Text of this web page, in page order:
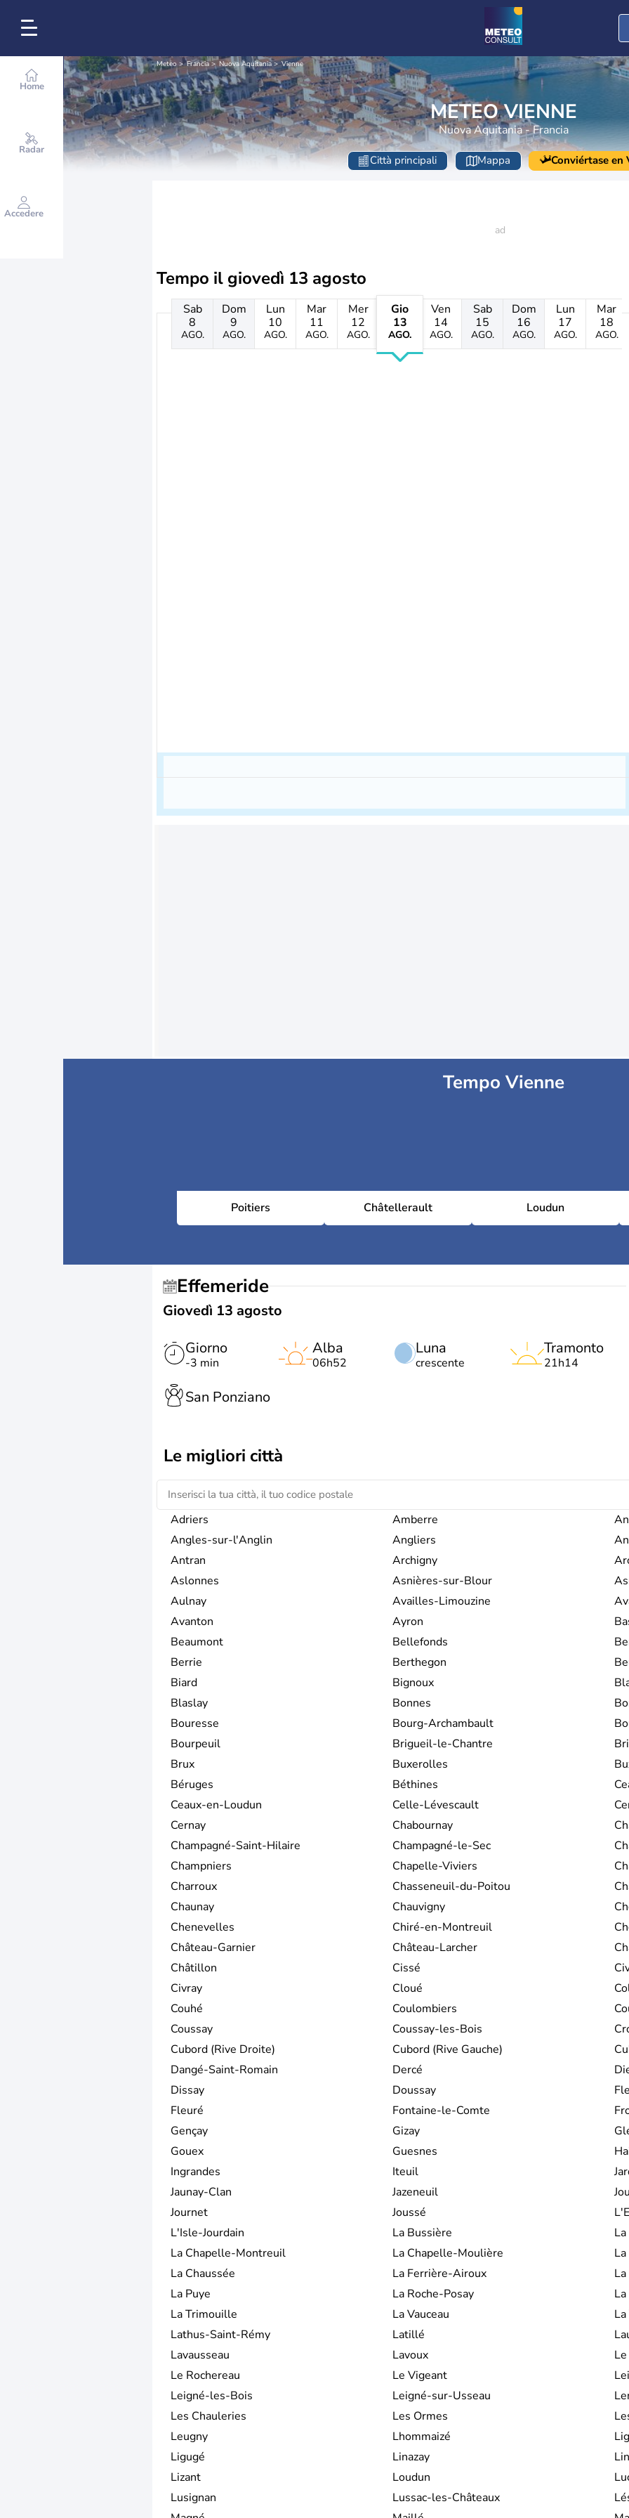
Home
Radar
Accedere
Meteo Francia Nuova Aquitania Vienne
METEO VIENNE
Nuova Aquitania - Francia
Città principali Mappa Conviértase en
Tempo il giovedì 13 agosto
Sab
8
AGO.
Dom
9
AGO.
Lun
10
AGO.
Mar
11
AGO.
Mer
12
AGO.
Gio
13
AGO.
Ven
14
AGO.
Sab
15
AGO.
Dom
16
AGO.
Lun
17
AGO.
Mar
18
AGO.
Tempo Vienne
Poitiers Châtellerault Loudun
Effemeride
Giovedì 13 agosto
Giorno
-3 min
Luna
crescente
Alba
06h52
Tramonto
21h14
San Ponziano
Le migliori città
Adriers Amberre
Angles-sur-l'Anglin
Angliers
Antran
Archigny
Aslonnes
Asnières-sur-Blour
Aulnay
Availles-Limouzine
Avanton
Ayron
Beaumont
Bellefonds
Berrie
Berthegon
Biard
Bignoux
Blaslay
Bonnes
Bouresse
Bourg-Archambault
Bourpeuil
Brigueil-le-Chantre
Brux
Buxerolles
Béruges
Béthines
Ceaux-en-Loudun
Celle-Lévescault
Cernay
Chabournay
Champagné-Saint-Hilaire
Champagné-le-Sec
Champniers
Chapelle-Viviers
Charroux
Chasseneuil-du-Poitou
Chaunay
Chauvigny
Chenevelles
Chiré-en-Montreuil
Château-Garnier
Château-Larcher
Châtillon
Cissé
Civray
Cloué
Couhé
Coulombiers
Coussay
Coussay-les-Bois
Cubord (Rive Droite)
Cubord (Rive Gauche)
Dangé-Saint-Romain
Dercé
Dissay
Doussay
Fleuré
Fontaine-le-Comte
Gençay
Gizay
Gouex
Guesnes
Ingrandes
Iteuil
Jaunay-Clan
Jazeneuil
Journet
Joussé
L'Isle-Jourdain
La Bussière
La Chapelle-Montreuil
La Chapelle-Moulière
La Chaussée
La Ferrière-Airoux
La Puye
La Roche-Posay
La Trimouille
La Vauceau
Lathus-Saint-Rémy
Latillé
Lavausseau
Lavoux
Le Rochereau
Le Vigeant
Leigné-les-Bois
Leigné-sur-Usseau
Les Chauleries
Les Ormes
Leugny
Lhommaizé
Ligugé
Linazay
Lizant
Loudun
Lusignan
Lussac-les-Châteaux